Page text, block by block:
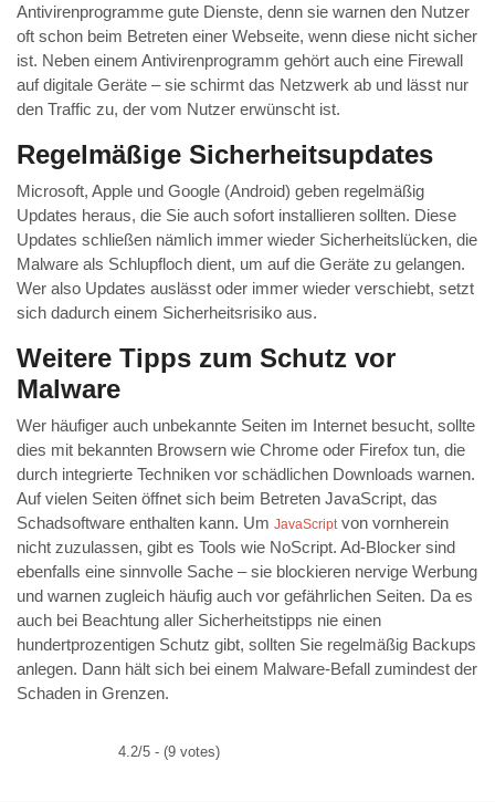
Antivirenprogramme gute Dienste, denn sie warnen den Nutzer
oft schon beim Betreten einer Webseite, wenn diese nicht sicher
ist. Neben einem Antivirenprogramm gehört auch eine Firewall
auf digitale Geräte – sie schirmt das Netzwerk ab und lässt nur
den Traffic zu, der vom Nutzer erwünscht ist.
Regelmäßige Sicherheitsupdates
Microsoft, Apple und Google (Android) geben regelmäßig
Updates heraus, die Sie auch sofort installieren sollten. Diese
Updates schließen nämlich immer wieder Sicherheitslücken, die
Malware als Schlupfloch dient, um auf die Geräte zu gelangen.
Wer also Updates auslässt oder immer wieder verschiebt, setzt
sich dadurch einem Sicherheitsrisiko aus.
Weitere Tipps zum Schutz vor
Malware
Wer häufiger auch unbekannte Seiten im Internet besucht, sollte
dies mit bekannten Browsern wie Chrome oder Firefox tun, die
durch integrierte Techniken vor schädlichen Downloads warnen.
Auf vielen Seiten öffnet sich beim Betreten JavaScript, das
Schadsoftware enthalten kann. Um JavaScript von vornherein
nicht zuzulassen, gibt es Tools wie NoScript. Ad-Blocker sind
ebenfalls eine sinnvolle Sache – sie blockieren nervige Werbung
und warnen zugleich häufig auch vor gefährlichen Seiten. Da es
auch bei Beachtung aller Sicherheitstipps nie einen
hundertprozentigen Schutz gibt, sollten Sie regelmäßig Backups
anlegen. Dann hält sich bei einem Malware-Befall zumindest der
Schaden in Grenzen.
4.2/5 - (9 votes)